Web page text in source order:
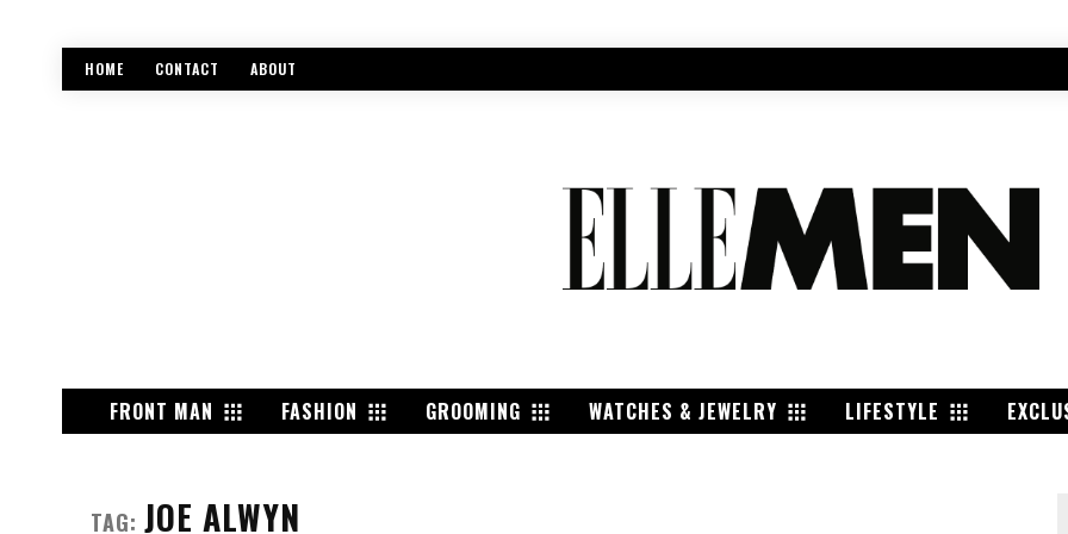
HOME CONTACT ABOUT
FRONT MAN FASHION GROOMING WATCHES & JEWELRY LIFESTYLE
TAG: JOE ALWYN